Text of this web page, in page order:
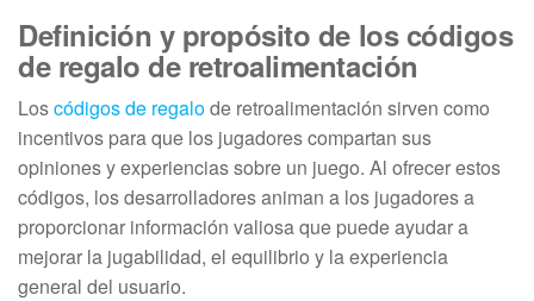
Definición y propósito de los códigos
de regalo de retroalimentación
Loscódigos de regalode retroalimentación sirven como
incentivos para que los jugadores compartan sus
opiniones y experiencias sobre un juego. Al ofrecer estos
códigos, los desarrolladores animan a los jugadores a
proporcionar información valiosa que puede ayudar a
mejorar la jugabilidad, el equilibrio y la experiencia
general del usuario.